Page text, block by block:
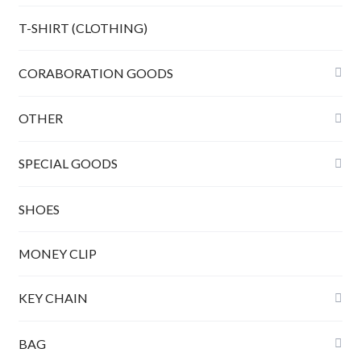
Bunny peanuts + Chain
T-SHIRT (CLOTHING)
CORABORATION GOODS
OTHER
SPECIAL GOODS
SHOES
MONEY CLIP
KEY CHAIN
BAG